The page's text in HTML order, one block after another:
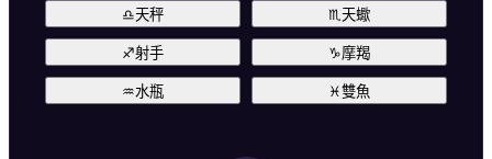
♎天秤 ♏天蠍
♐射手 ♑摩羯
♒水瓶 ♓雙魚